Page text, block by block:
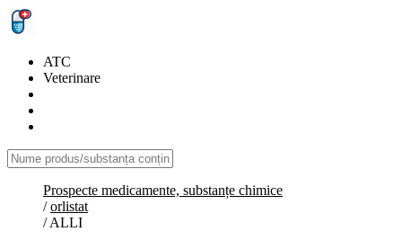
ATC
Veterinare
Prospecte medicamente, substanțe chimice
/ orlistat
/ ALLI